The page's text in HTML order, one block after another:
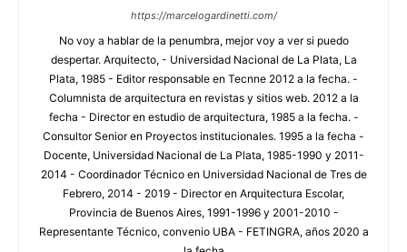
https://marcelogardinetti.com/
No voy a hablar de la penumbra, mejor voy a ver si puedo
despertar. Arquitecto, - Universidad Nacional de La Plata, La
Plata, 1985 - Editor responsable en Tecnne 2012 a la fecha. -
Columnista de arquitectura en revistas y sitios web. 2012 a la
fecha - Director en estudio de arquitectura, 1985 a la fecha. -
Consultor Senior en Proyectos institucionales. 1995 a la fecha -
Docente, Universidad Nacional de La Plata, 1985-1990 y 2011-
2014 - Coordinador Técnico en Universidad Nacional de Tres de
Febrero, 2014 - 2019 - Director en Arquitectura Escolar,
Provincia de Buenos Aires, 1991-1996 y 2001-2010 -
Representante Técnico, convenio UBA - FETINGRA, años 2020 a